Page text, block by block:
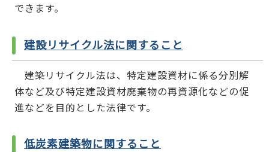
できます。
建設リサイクル法に関すること
建築リサイクル法は、特定建設資材に係る分別解
体など及び特定建設資材廃棄物の再資源化などの促
進などを目的とした法律です。
低炭素建築物に関すること